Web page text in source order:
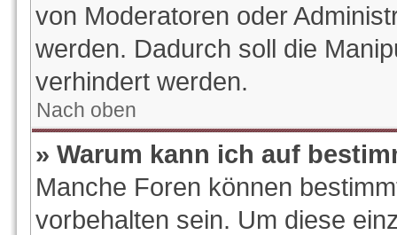
von Moderatoren oder
werden. Dadurch soll die
verhindert werden.
Nach oben
» Warum kann ich auf
Manche Foren können
vorbehalten sein. Um diese